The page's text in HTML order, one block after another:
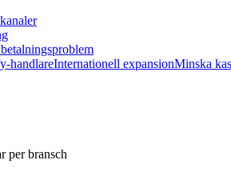
handlareInternationell expansionMinska
per bransch